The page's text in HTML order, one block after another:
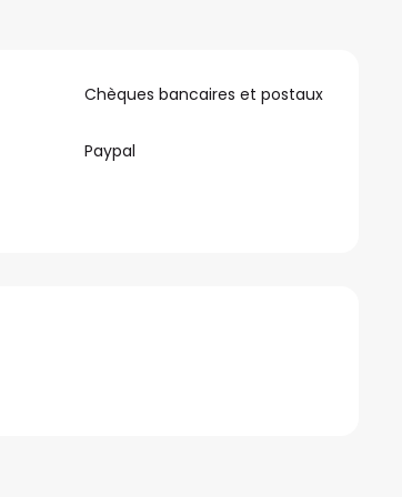
Chèques bancaires et postaux
Paypal